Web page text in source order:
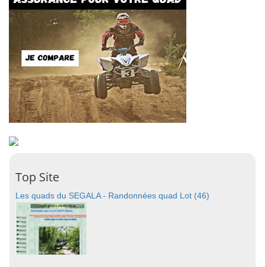
Top Site
Les quads du SEGALA - Randonnées quad Lot (46)